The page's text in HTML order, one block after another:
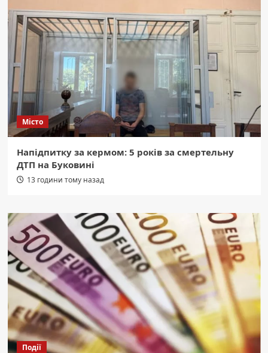
Місто
Напідпитку за кермом: 5 років за смертельну
ДТП на Буковині
13 години тому назад
Події